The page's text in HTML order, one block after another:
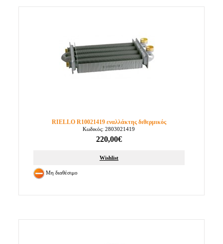
RIELLO R10021419 εναλλάκτης διθερμικός
Κωδικός: 2803021419
220,00€
Wishlist
Μη διαθέσιμο